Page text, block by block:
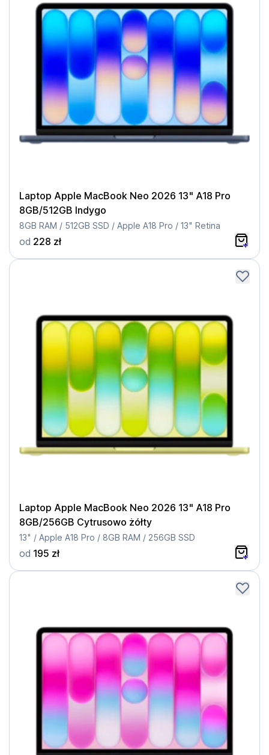
Laptop Apple MacBook Neo 2026 13" A18 Pro
8GB/512GB Indygo
8GB RAM / 512GB SSD / Apple A18 Pro / 13" Retina
od 228 zł
Laptop Apple MacBook Neo 2026 13" A18 Pro
8GB/256GB Cytrusowo żółty
13" / Apple A18 Pro / 8GB RAM / 256GB SSD
od 195 zł